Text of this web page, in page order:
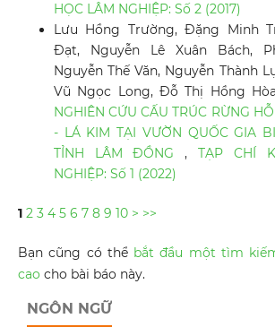
HỌC LÂM NGHIỆP: Số 2 (2017)
Lưu Hồng Trường, Đặng Minh
Đạt, Nguyễn Lê Xuân Bách,
Nguyễn Thế Văn, Nguyễn Thành
Vũ Ngọc Long, Đỗ Thị Hồng
NGHIÊN CỨU CẤU TRÚC RỪNG
- LÁ KIM TẠI VƯỜN QUỐC GIA
TỈNH LÂM ĐỒNG,TẠP CHÍ
NGHIỆP: Số 1 (2022)
1 2 3 4 5 6 7 8 9 10 > >>
Bạn cũng có thể bắt đầu một tìm
cao cho bài báo này.
NGÔN NGỮ